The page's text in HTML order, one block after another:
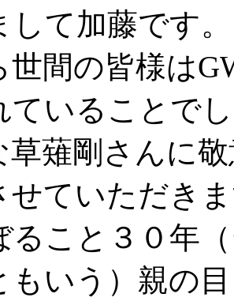
て加藤です。
世間の皆様は
ていることで
草薙剛さんに
せていただき
ること３０年
もいう）親の